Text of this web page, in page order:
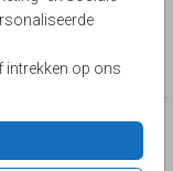
intrekken op ons
voor je